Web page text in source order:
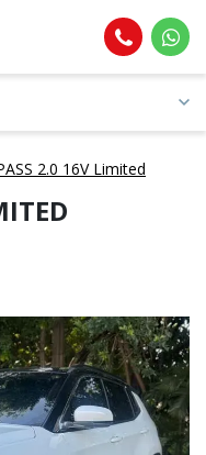
2.0 16V Limited